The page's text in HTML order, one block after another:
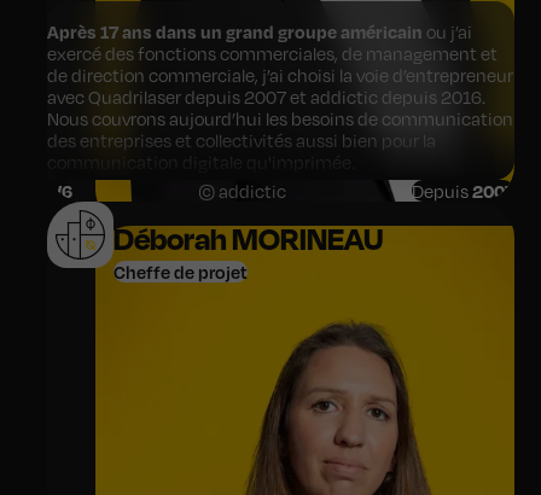
Après 17 ans dans un grand groupe américain ou j’ai
exercé des fonctions commerciales, de management et
de direction commerciale, j’ai choisi la voie d’entrepreneur
avec Quadrilaser depuis 2007 et addictic depuis 2016.
Nous couvrons aujourd’hui les besoins de communication
des entreprises et collectivités aussi bien pour la
communication digitale qu'imprimée.
L’équipe d’addictic est maintenant devenue une agence
de référence en Digitale dans la région Centre Val de Loire
grâce à l’excellence de son équipe.
/6 © addictic Depuis2007
Déborah MORINEAU
Cheffe de projet